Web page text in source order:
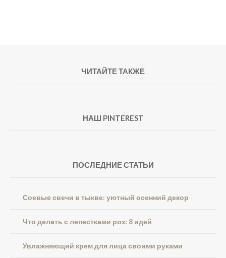
ЧИТАЙТЕ ТАКЖЕ
НАШ PINTEREST
ПОСЛЕДНИЕ СТАТЬИ
Соевые свечи в тыкве: уютный осенний декор
Что делать с лепестками роз: 8 идей
Увлажняющий крем для лица своими руками